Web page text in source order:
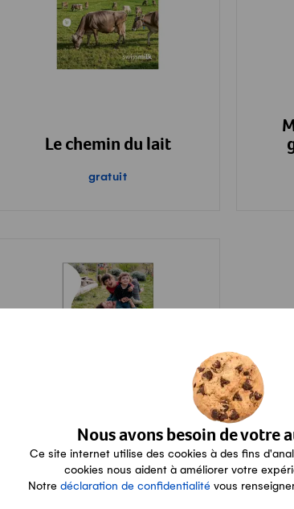
Nous avons besoin de votre
Ce site internet utilise des cookies à des fins
cookies nous aident à améliorer votre
Notre déclaration de confidentialité vous
Le chemin du lait
gratuit
Santé osseuse